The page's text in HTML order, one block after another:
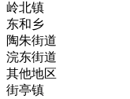
岭北镇
东和乡
陶朱街道
浣东街道
其他地区
街亭镇